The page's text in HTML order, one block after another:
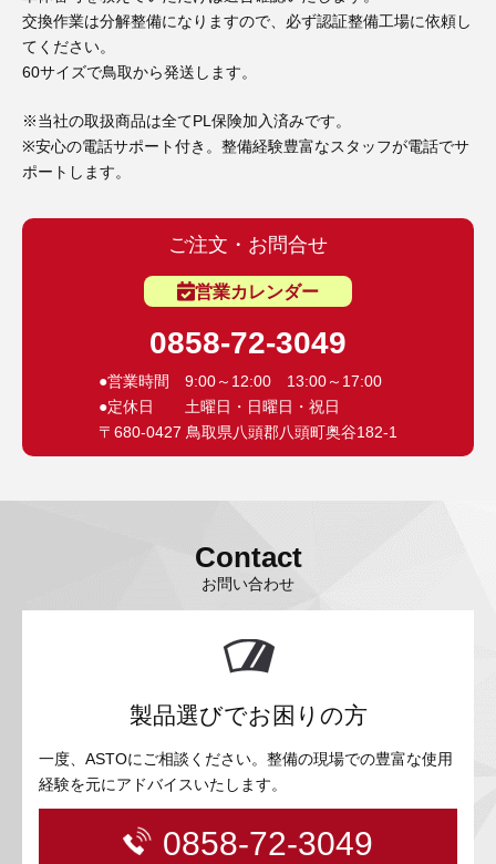
交換作業は分解整備になりますので、必ず認証整備工場に依頼し
てください。
60サイズで鳥取から発送します。
※当社の取扱商品は全てPL保険加入済みです。
※安心の電話サポート付き。整備経験豊富なスタッフが電話でサ
ポートします。
ご注文・お問合せ
営業カレンダー
0858-72-3049
●営業時間 9:00～12:00 13:00～17:00
●定休日 土曜日・日曜日・祝日
〒680-0427 鳥取県八頭郡八頭町奥谷182-1
Contact
お問い合わせ
製品選びでお困りの方
一度、ASTOにご相談ください。整備の現場での豊富な使用
経験を元にアドバイスいたします。
0858-72-3049